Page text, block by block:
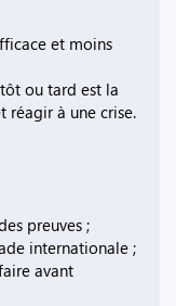
et moins
ou tard est la
réagir à une crise.
preuves ;
internationale ;
avant